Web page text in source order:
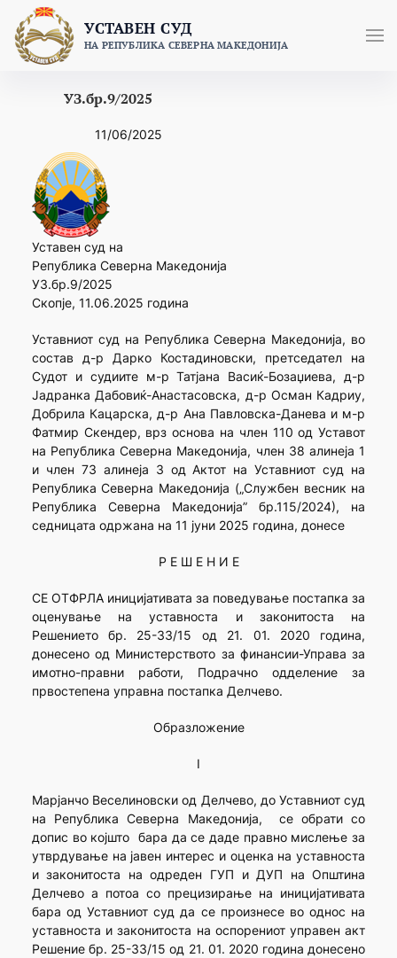
content
УСТАВЕН СУД
НА РЕПУБЛИКА СЕВЕРНА МАКЕДОНИЈА
УЗ.бр.9/2025
11/06/2025
Уставен суд на
Република Северна Македонија
УЗ.бр.9/2025
Скопје, 11.06.2025 година
Уставниот суд на Република Северна Македонија, во
состав д-р Дарко Костадиновски, претседател на
Судот и судиите м-р Татјана Васиќ-Бозаџиева, д-р
Јадранка Дабовиќ-Анастасовска, д-р Осман Кадриу,
Добрила Кацарска, д-р Ана Павловска-Данева и м-р
Фатмир Скендер, врз основа на член 110 од Уставот
на Република Северна Македонија, член 38 алинеја 1
и член 73 алинеја 3 од Актот на Уставниот суд на
Република Северна Македонија („Службен весник на
Република Северна Македонија” бр.115/2024), на
седницата одржана на 11 јуни 2025 година, донесе
Р Е Ш Е Н И Е
СЕ ОТФРЛА иницијативата за поведување постапка за
оценување на уставноста и законитоста на
Решението бр. 25-33/15 од 21. 01. 2020 година,
донесено од Министерството за финансии-Управа за
имотно-правни работи, Подрачно одделение за
првостепена управна постапка Делчево.
Образложение
I
Марјанчо Веселиновски од Делчево, до Уставниот суд
на Република Северна Македонија, се обрати со
допис во којшто бара да се даде правно мислење за
утврдување на јавен интерес и оценка на уставноста
и законитоста на одреден ГУП и ДУП на Општина
Делчево а потоа со прецизирање на иницијативата
бара од Уставниот суд да се произнесе во однос на
уставноста и законитоста на оспорениот управен акт
Решение бр. 25-33/15 од 21. 01. 2020 година донесено